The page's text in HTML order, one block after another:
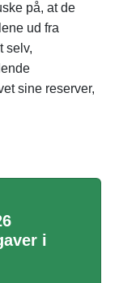
på, at de
ud fra
selv,
sine reserver,
i